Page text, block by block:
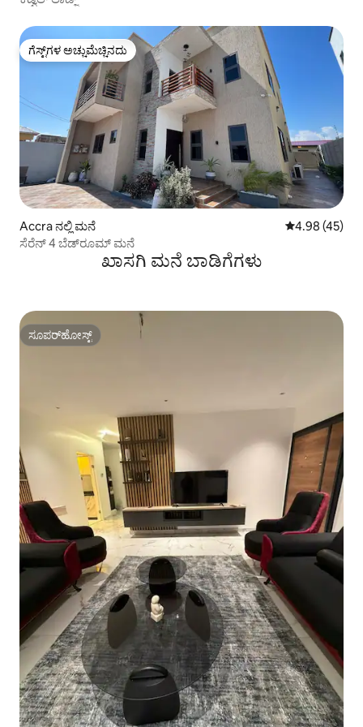
ಗೆಸ್ಟ್‌ಗಳ ಅಚ್ಚುಮೆಚ್ಚಿನದು
ಗೆಸ್ಟ್‌ಗಳ ಅಚ್ಚುಮೆಚ್ಚಿನದು
Accra ನಲ್ಲಿ ಮನೆ 5 ರಲ್ಲಿ 4.98
4.98 (45)
ಸೆರೆನ್ 4 ಬೆಡ್‌ರೂಮ್ ಮನೆ
ಖಾಸಗಿ ಮನೆ ಬಾಡಿಗೆಗಳು
ಸೂಪರ್‌ಹೋಸ್ಟ್
ಸೂಪರ್‌ಹೋಸ್ಟ್